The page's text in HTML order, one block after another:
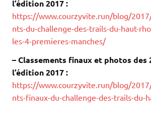
l’édition 2017 :
https://www.courzyvite.run/blog/
nts-du-challenge-des-trails-du-haut-
les-4-premieres-manches/
– Classements finaux et photos des
l’édition 2017 :
https://www.courzyvite.run/blog/
nts-finaux-du-challenge-des-trails-du-